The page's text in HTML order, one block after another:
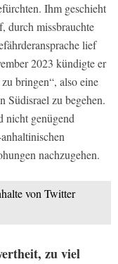
Ihm geschieht
durch missbrauchte
lief
2023 kündigte er
bringen“, also eine
Südisrael zu begehen.
nicht genügend
nachzugehen.
von Twitter
zu viel